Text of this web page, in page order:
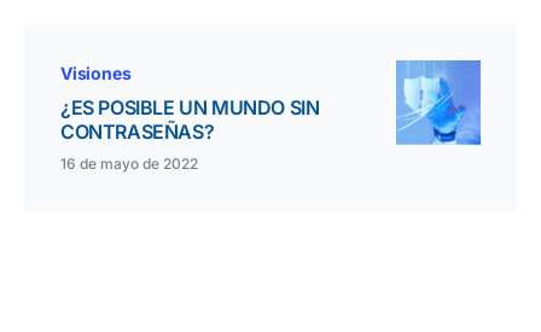
Visiones
¿ES POSIBLE UN MUNDO SIN
CONTRASEÑAS?
16 de mayo de 2022